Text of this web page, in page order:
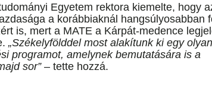
Egyetem rektora kiemelte, hogy
a korábbiaknál hangsúlyosabban
is, mert a MATE a Kárpát-medence
„Székelyfölddel most alakítunk ki egy olyan
programot, amelynek bemutatására is a
sor”– tette hozzá.